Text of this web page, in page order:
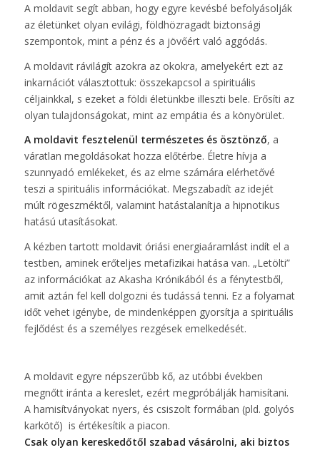
A moldavit segít abban, hogy egyre kevésbé befolyásolják
az életünket olyan evilági, földhözragadt biztonsági
szempontok, mint a pénz és a jövőért való aggódás.
A moldavit rávilágít azokra az okokra, amelyekért ezt az
inkarnációt választottuk: összekapcsol a spirituális
céljainkkal, s ezeket a földi életünkbe illeszti bele. Erősíti az
olyan tulajdonságokat, mint az empátia és a könyörület.
A moldavit fesztelenül természetes és ösztönző, a
váratlan megoldásokat hozza előtérbe. Életre hívja a
szunnyadó emlékeket, és az elme számára elérhetővé
teszi a spirituális információkat. Megszabadít az idejét
múlt rögeszméktől, valamint hatástalanítja a hipnotikus
hatású utasításokat.
A kézben tartott moldavit óriási energiaáramlást indít el a
testben, aminek erőteljes metafizikai hatása van. „Letölti”
az információkat az Akasha Krónikából és a fénytestből,
amit aztán fel kell dolgozni és tudássá tenni. Ez a folyamat
időt vehet igénybe, de mindenképpen gyorsítja a spirituális
fejlődést és a személyes rezgések emelkedését.
A moldavit egyre népszerűbb kő, az utóbbi években
megnőtt iránta a kereslet, ezért megpróbálják hamisítani.
A hamisítványokat nyers, és csiszolt formában (pld. golyós
karkötő) is értékesítik a piacon.
Csak olyan kereskedőtől szabad vásárolni, aki biztos